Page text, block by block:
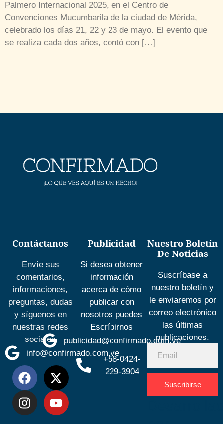
Palmero Internacional 2025, en el Centro de
Convenciones Mucumbarila de la ciudad de Mérida,
celebrado los días 21, 22 y 23 de mayo. El evento que
se realiza cada dos años, contó con […]
Contáctanos
Envíe sus
comentarios,
informaciones,
preguntas, dudas
y síguenos en
nuestras redes
sociales
info@confirmado.com.ve
Publicidad
Si desea obtener
información
acerca de cómo
publicar con
nosotros puedes
Escríbirnos
publicidad@confirmado.com.ve
+58-0424-
229-3904
Nuestro Boletín
De Noticias
Suscríbase a
nuestro boletín y
le enviaremos por
correo electrónico
las últimas
publicaciones.
Suscribirse